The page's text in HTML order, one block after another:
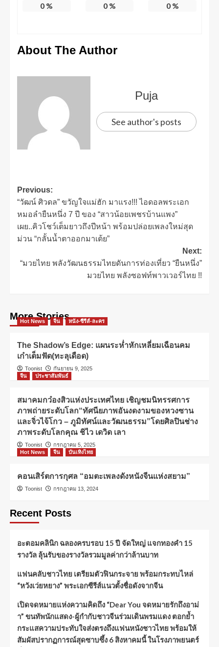
0 % 0% 0%
About The Author
Puja
See author's posts
Previous:
“วัฒน์ ศิวดล” ขวัญใจแม่ฮัก มาแรง!!! ไอดอลพระเอก
หมอลำยืนหนึ่ง 7 ปี ของ “สาวน้อยเพชรบ้านแพง”
เผย..คิวโชว์เต็มยาวถึงปีหน้า พร้อมปล่อยเพลงใหม่สุด
ม่วน “กลั้นน้ำตาออกมาเต้ย”
Next:
“มวยไทย พลังวัฒนธรรมไทยดันการท่องเที่ยว “ยืนหนึ่ง”
มวยไทย พลังซอฟท์พาวเวอร์ไทย !!
More Stories
Hot News จีน หนัง-ซีรีส์-ละคร
The Shadow’s Edge: แผนระห่ำหักเหลี่ยมเฉือนคม
เก๋าเต็มฟัด(ทะลุเดือด)
Toonist
กันยายน 9, 2025
จีน
ประชาสัมพันธ์
สมาคมกว๋องสิวแห่งประเทศไทย เชิญชมนิทรรศการ
ภาพถ่ายระดับโลก“ทัศนียภาพอันงดงามของหวงซาน
และจิ่วไจ้โกว – ภูมิทัศน์และวัฒนธรรม”โดยศิลปินช่าง
ภาพระดับโลกคุณ ชิไว เดวิด เลา
Toonist
กรกฎาคม 5, 2025
Hot News
จีน บันเทิงไทย
คอนเสิร์ตการกุศล “อมตะเพลงดังหนังจีนแห่งสยาม”
Toonist กรกฎาคม 13, 2024
Recent Posts
อะตอมคลินิก ฉลองครบรอบ 15 ปี จัดใหญ่ แจกทองคำ 15
รางวัล ลุ้นรับของรางวัลรวมมูลค่ากว่าล้านบาท
แฟนคลับชาวไทย เตรียมตัวฟินกระจาย พร้อมกระทบไหล่
“หวังเว่ยหยาง” พระเอกซีรีส์แนวตั้งชื่อดังจากจีน
เปิดจดหมายแห่งความคิดถึง “Dear You จดหมายรักถึงอาม่
า” ขนทัพนักแสดง-ผู้กำกับชาวจีนร่วมเดินพรมแดง ตอกย้ำ
กระแสความประทับใจส่งตรงถึงแฟนหนังชาวไทย พร้อมให้
สัมผัสปรากฏการณ์สุดซาบซึ้ง 6 สิงหาคมนี้ ในโรงภาพยนตร์